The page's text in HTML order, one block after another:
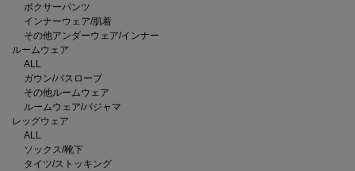
ボクサーパンツ
インナーウェア/肌着
その他アンダーウェア/インナー
ルームウェア
ALL
ガウン/バスローブ
その他ルームウェア
ルームウェア/パジャマ
レッグウェア
ALL
ソックス/靴下
タイツ/ストッキング